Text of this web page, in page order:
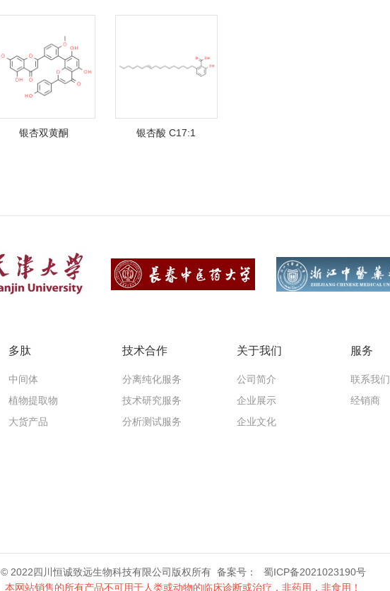
银杏双黄酮 银杏酸 C17:1
多肽
中间体
植物提取物
大货产品
技术合作
分离纯化服务
技术研究服务
分析测试服务
关于我们
公司简介
企业展示
企业文化
服务
联系我们
经销商
© 2022四川恒诚致远生物科技有限公司版权所有 备案号：
蜀ICP备2021023190号
本网站销售的所有产品不可用于人类或动物的临床诊断或治疗，非药用，非食用！